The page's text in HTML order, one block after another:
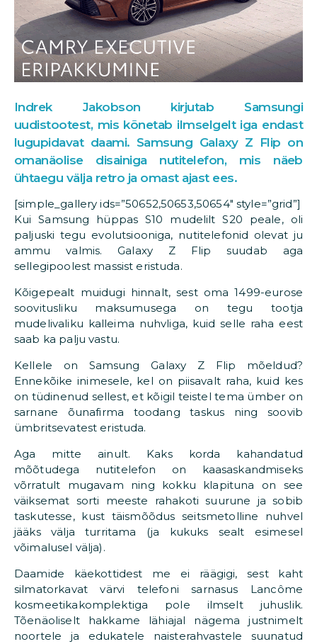
Indrek Jakobson kirjutab Samsungi
uudistootest, mis kõnetab ilmselgelt iga endast
lugupidavat daami. Samsung Galaxy Z Flip on
omanäolise disainiga nutitelefon, mis näeb
ühtaegu välja retro ja omast ajast ees.
[simple_gallery ids=”50652,50653,50654″ style=”grid”]
Kui Samsung hüppas S10 mudelilt S20 peale, oli
paljuski tegu evolutsiooniga, nutitelefonid olevat ju
ammu valmis. Galaxy Z Flip suudab aga
sellegipoolest massist eristuda.
Kõigepealt muidugi hinnalt, sest oma 1499-eurose
soovitusliku maksumusega on tegu tootja
mudelivaliku kalleima nuhvliga, kuid selle raha eest
saab ka palju vastu.
Kellele on Samsung Galaxy Z Flip mõeldud?
Ennekõike inimesele, kel on piisavalt raha, kuid kes
on tüdinenud sellest, et kõigil teistel tema ümber on
sarnane õunafirma toodang taskus ning soovib
ümbritsevatest eristuda.
Aga mitte ainult. Kaks korda kahandatud
mõõtudega nutitelefon on kaasaskandmiseks
võrratult mugavam ning kokku klapituna on see
väiksemat sorti meeste rahakoti suurune ja sobib
taskutesse, kust täismõõdus seitsmetolline nuhvel
jääks välja turritama (ja kukuks sealt esimesel
võimalusel välja).
Daamide käekottidest me ei räägigi, sest kaht
silmatorkavat värvi telefoni sarnasus Lancôme
kosmeetikakomplektiga pole ilmselt juhuslik.
Tõenäoliselt hakkame lähiajal nägema justnimelt
noortele ja edukatele naisterahvastele suunatud